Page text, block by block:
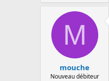
M
mouche
Nouveau débiteur